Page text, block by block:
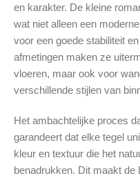
en karakter. De kleine
wat niet alleen een
voor een goede stabiliteit
afmetingen maken ze
vloeren, maar ook voor
verschillende stijlen van
Het ambachtelijke proces
garandeert dat elke tegel
kleur en textuur die het
benadrukken. Dit maakt de